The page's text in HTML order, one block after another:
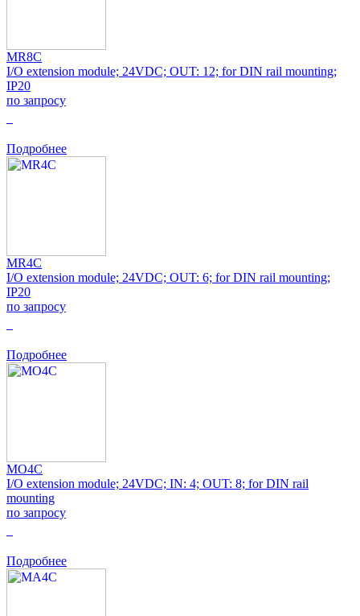
MR8C
I/O extension module; 24VDC; OUT: 12; for DIN rail mounting;
IP20
по запросу
Подробнее
MR4C
I/O extension module; 24VDC; OUT: 6; for DIN rail mounting;
IP20
по запросу
Подробнее
MO4C
I/O extension module; 24VDC; IN: 4; OUT: 8; for DIN rail
mounting
по запросу
Подробнее